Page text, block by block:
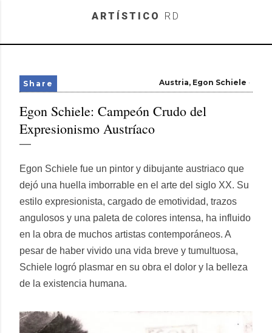
Skip to main content
ARTÍSTICO RD
Austria Egon Schiele
Share
Egon Schiele: Campeón Crudo del
Expresionismo Austríaco
Egon Schiele fue un pintor y dibujante austriaco que
dejó una huella imborrable en el arte del siglo XX. Su
estilo expresionista, cargado de emotividad, trazos
angulosos y una paleta de colores intensa, ha influido
en la obra de muchos artistas contemporáneos. A
pesar de haber vivido una vida breve y tumultuosa,
Schiele logró plasmar en su obra el dolor y la belleza
de la existencia humana.